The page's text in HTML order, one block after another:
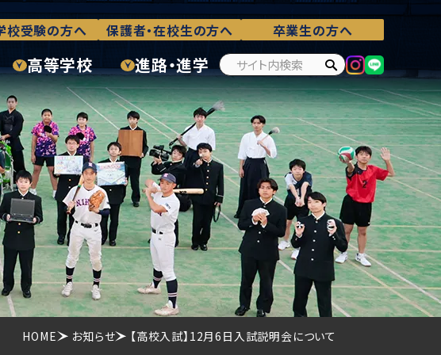
校受験の方へ 保護者・在校生の方へ 卒業生の方へ
高等学校 進路・進学
HOME お知らせ 【高校入試】12月6日入試説明会について